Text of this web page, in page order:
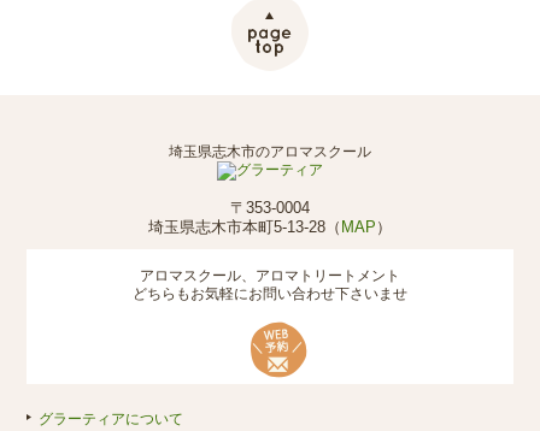
埼玉県志木市のアロマスクール
〒353-0004
埼玉県志木市本町5-13-28（ MAP ）
アロマスクール、アロマトリートメント
どちらもお気軽にお問い合わせ下さいませ
グラーティアについて